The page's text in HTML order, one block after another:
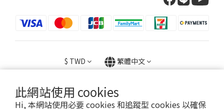
此網站使用 cookies
Hi, 本網站使用必要 cookies 和追蹤型 cookies 以確保
$ TWD 繁體中文
提醒您，我們不會以電話或簡訊方式通知變更付款方式